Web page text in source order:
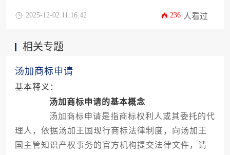
义、适用情形、法定流程及其潜在风险。文章旨在
补救机会，确保品牌资产在马尔代夫市场的持续受
失。
2025-12-02 11:16:42 236 人看过
相关专题
汤加商标申请
基本释义：
汤加商标申请的基本概念
汤加商标申请是指商标权利人或其委托的代
理人，依据汤加王国现行商标法律制度，向汤加王
国主管知识产权事务的官方机构提交法律文件，请